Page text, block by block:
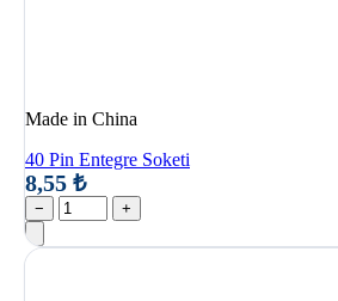
Made in China
40 Pin Entegre Soketi
8,55 ₺
− +